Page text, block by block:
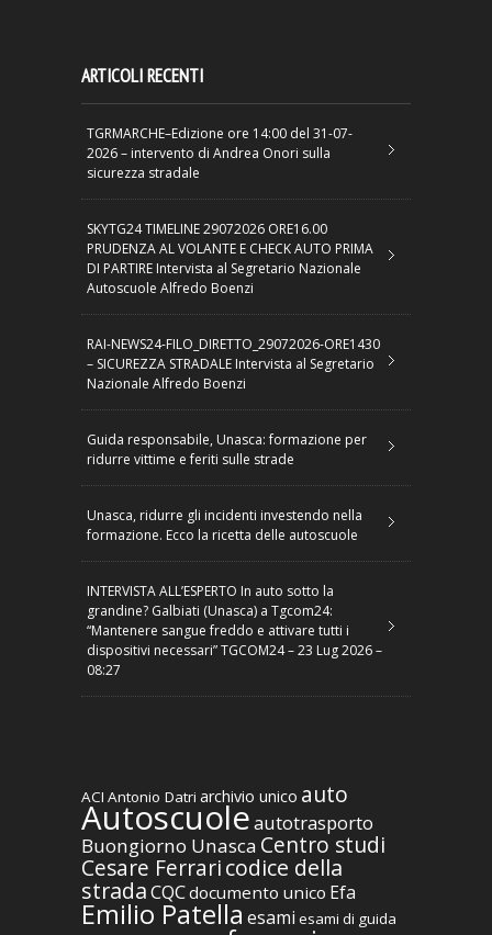
ARTICOLI RECENTI
TGRMARCHE–Edizione ore 14:00 del 31-07-
2026 – intervento di Andrea Onori sulla
sicurezza stradale
SKYTG24 TIMELINE 29072026 ORE16.00
PRUDENZA AL VOLANTE E CHECK AUTO PRIMA
DI PARTIRE Intervista al Segretario Nazionale
Autoscuole Alfredo Boenzi
RAI-NEWS24-FILO_DIRETTO_29072026-ORE1430
– SICUREZZA STRADALE Intervista al Segretario
Nazionale Alfredo Boenzi
Guida responsabile, Unasca: formazione per
ridurre vittime e feriti sulle strade
Unasca, ridurre gli incidenti investendo nella
formazione. Ecco la ricetta delle autoscuole
INTERVISTA ALL’ESPERTO In auto sotto la
grandine? Galbiati (Unasca) a Tgcom24:
“Mantenere sangue freddo e attivare tutti i
dispositivi necessari” TGCOM24 – 23 Lug 2026 –
08:27
ACI Antonio Datri archivio unico auto
Autoscuoleautotrasporto
Buongiorno Unasca Centro studi
Cesare Ferraricodice della
stradaCQCdocumento unico Efa
Emilio Patella esami esami di guida